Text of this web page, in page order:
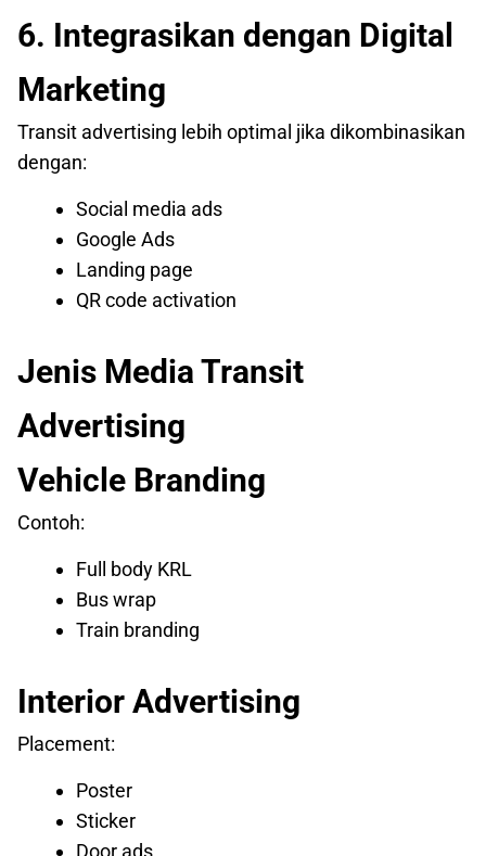
6. Integrasikan dengan Digital
Marketing
Transit advertising lebih optimal jika dikombinasikan
dengan:
Social media ads
Google Ads
Landing page
QR code activation
Jenis Media Transit
Advertising
Vehicle Branding
Contoh:
Full body KRL
Bus wrap
Train branding
Interior Advertising
Placement:
Poster
Sticker
Door ads